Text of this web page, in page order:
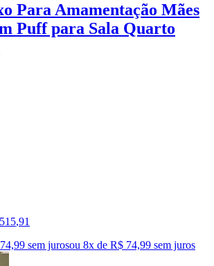
Para Amamentação Mães
Puff para Sala Quarto
515,91
sem jurosou 8x de R$ 74,99 sem juros